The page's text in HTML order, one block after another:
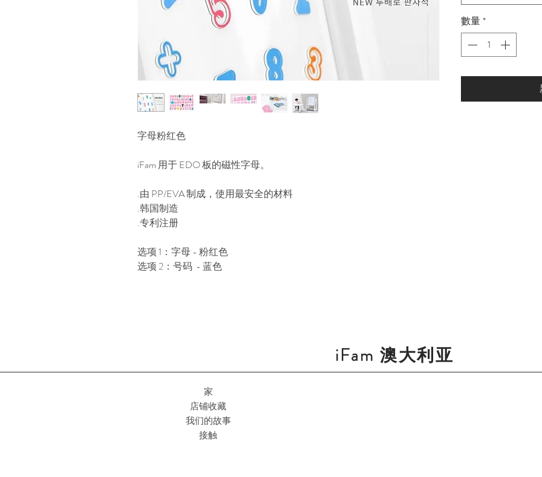
字母粉红色
iFam 用于 EDO 板的磁性字母。
.由 PP/EVA 制成，使用最安全的材料
.韩国制造
.专利注册
选项 1：字母 - 粉红色
选项 2：号码 - 蓝色
數量*
iFam 澳大利亚
家
店铺收藏
我们的故事
接触